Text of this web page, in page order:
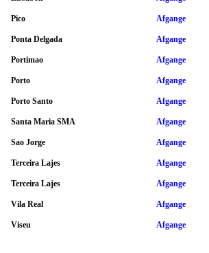
Pico Afgange
Ponta Delgada Afgange
Portimao Afgange
Porto Afgange
Porto Santo Afgange
Santa Maria SMA Afgange
Sao Jorge Afgange
Terceira Lajes Afgange
Terceira Lajes Afgange
Vila Real Afgange
Viseu Afgange